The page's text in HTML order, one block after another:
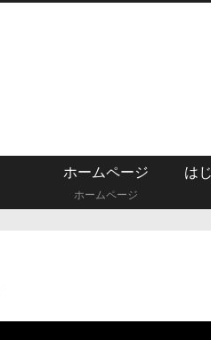
ホームページ
ホームページ